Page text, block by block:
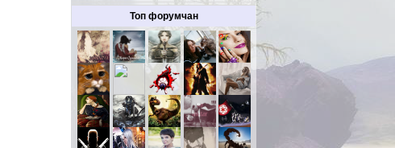
Топ форумчан